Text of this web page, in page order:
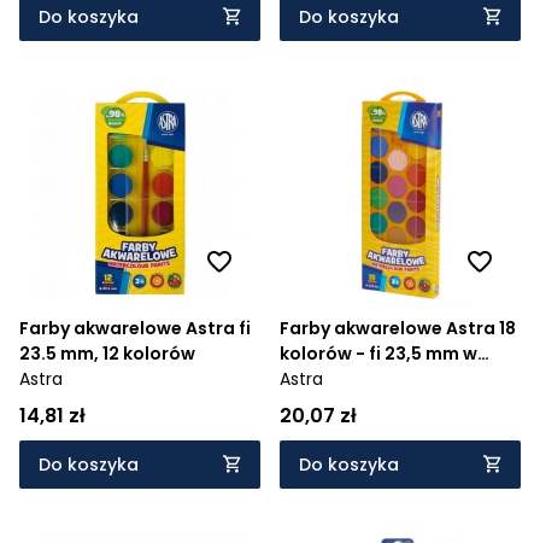
Do koszyka Do koszyka
Farby akwarelowe Astra fi
23.5 mm, 12 kolorów
Astra
14,81 zł
Do koszyka
Farby akwarelowe Astra 18
kolorów - fi 23,5 mm w
pudełku (302118003)
Astra
20,07 zł
Do koszyka